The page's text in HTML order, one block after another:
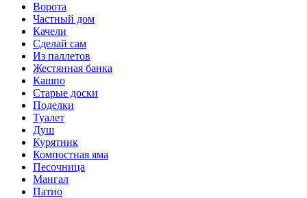
Ворота
Частный дом
Качели
Сделай сам
Из паллетов
Жестянная банка
Кашпо
Старые доски
Поделки
Туалет
Душ
Курятник
Компостная яма
Песочница
Мангал
Патио